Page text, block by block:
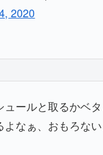
2020
ュールと取るかベ
よなぁ、おもろな